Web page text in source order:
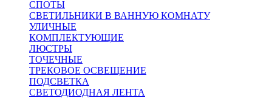
СПОТЫ
СВЕТИЛЬНИКИ В ВАННУЮ КОМНАТУ
УЛИЧНЫЕ
КОМПЛЕКТУЮЩИЕ
ЛЮСТРЫ
ТОЧЕЧНЫЕ
ТРЕКОВОЕ ОСВЕЩЕНИЕ
ПОДСВЕТКА
СВЕТОДИОДНАЯ ЛЕНТА